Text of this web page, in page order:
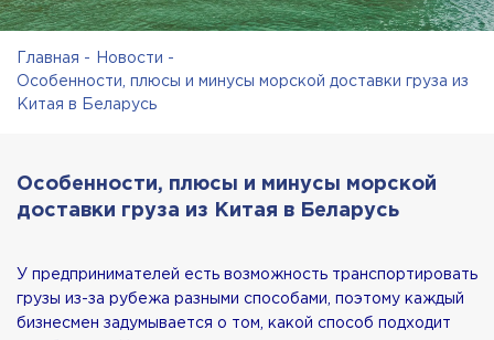
Главная
Новости
Особенности, плюсы и минусы морской доставки груза из
Китая в Беларусь
Особенности, плюсы и минусы морской
доставки груза из Китая в Беларусь
У предпринимателей есть возможность транспортировать
грузы из-за рубежа разными способами, поэтому каждый
бизнесмен задумывается о том, какой способ подходит